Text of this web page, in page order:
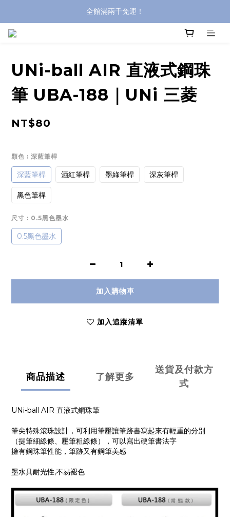
全館滿兩千免運！
全館滿兩千免運！
UNi-ball AIR 直液式鋼珠
筆 UBA-188｜UNi 三菱
NT$80
顏色 : 深藍筆桿
深藍筆桿 酒紅筆桿 墨綠筆桿 深灰筆桿
黑色筆桿
尺寸 : 0.5黑色墨水
0.5黑色墨水
加入購物車
加入追蹤清單
商品描述 了解更多
送貨及付款方
式
UNi-ball AIR 直液式鋼珠筆
筆尖特殊滾珠設計，可利用筆壓讓筆跡書寫起來有輕重的分別
（提筆細線條、壓筆粗線條），可以寫出硬筆書法字
擁有鋼珠筆性能，筆跡又有鋼筆美感
墨水具耐光性,不易褪色